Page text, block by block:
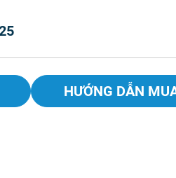
HƯỚNG DẪN